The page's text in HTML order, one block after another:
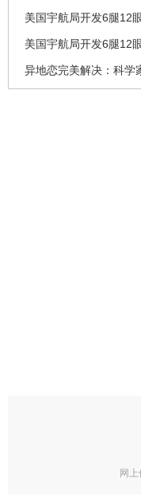
美国宇航局开发6腿12
美国宇航局开发6腿12
异地恋完美解决：科学
网